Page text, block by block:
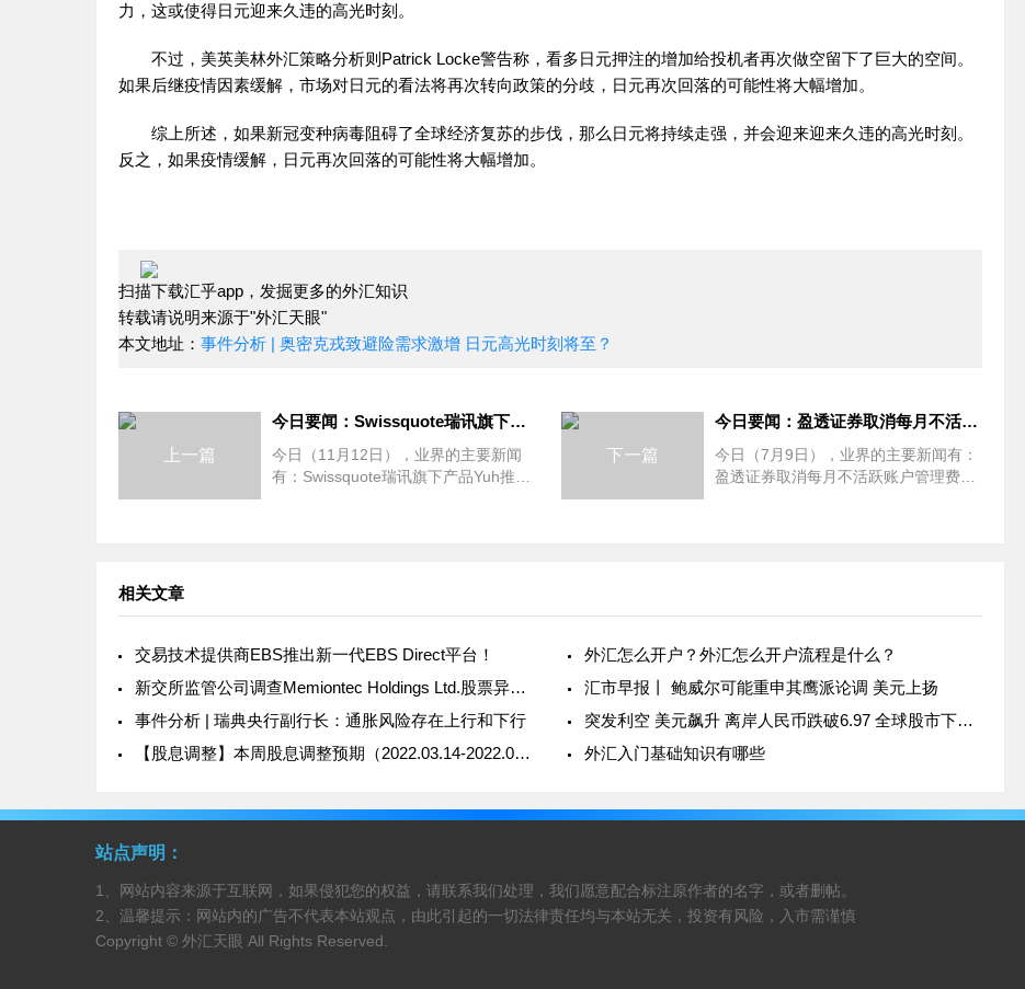
力，这或使得日元迎来久违的高光时刻。
不过，美英美林外汇策略分析则Patrick Locke警告称，看多日元押注的增加给投机者再次做空留下了巨大的空间。
如果后继疫情因素缓解，市场对日元的看法将再次转向政策的分歧，日元再次回落的可能性将大幅增加。
综上所述，如果新冠变种病毒阻碍了全球经济复苏的步伐，那么日元将持续走强，并会迎来迎来久违的高光时刻。
反之，如果疫情缓解，日元再次回落的可能性将大幅增加。
扫描下载汇乎app，发掘更多的外汇知识
转载请说明来源于"外汇天眼"
本文地址： 事件分析 | 奥密克戎致避险需求激增 日元高光时刻将至？
上一篇
今日要闻：Swissquote瑞讯旗下产品Yuh推出碎股交易功能；ASIC取消Future Asset Management International的AFS牌照；GO Markets推出新经纪商品
今日（11月12日），业界的主要新闻
有：Swissquote瑞讯旗下产品Yuh推出
下一篇
今日要闻：盈透证券取消每月不活跃账户管理费；Tigress Financial Partners成为纽交所会员，StoneX表示祝贺；扩大加密产品范围！Swissquote新增Polkadot供客户交
今日（7月9日），业界的主要新闻有：
盈透证券取消每月不活跃账户管理费；
相关文章
交易技术提供商EBS推出新一代EBS Direct平台！
外汇怎么开户？外汇怎么开户流程是什么？
新交所监管公司调查Memiontec Holdings Ltd.股票异常价格波动
汇市早报丨 鲍威尔可能重申其鹰派论调 美元上扬
事件分析 | 瑞典央行副行长：通胀风险存在上行和下行
突发利空 美元飙升 离岸人民币跌破6.97 全球股市下周危险
【股息调整】本周股息调整预期（2022.03.14-2022.03.18)
外汇入门基础知识有哪些
站点声明：
1、网站内容来源于互联网，如果侵犯您的权益，请联系我们处理，我们愿意配合标注原作者的名字，或者删帖。
2、温馨提示：网站内的广告不代表本站观点，由此引起的一切法律责任均与本站无关，投资有风险，入市需谨慎
Copyright © 外汇天眼 All Rights Reserved.